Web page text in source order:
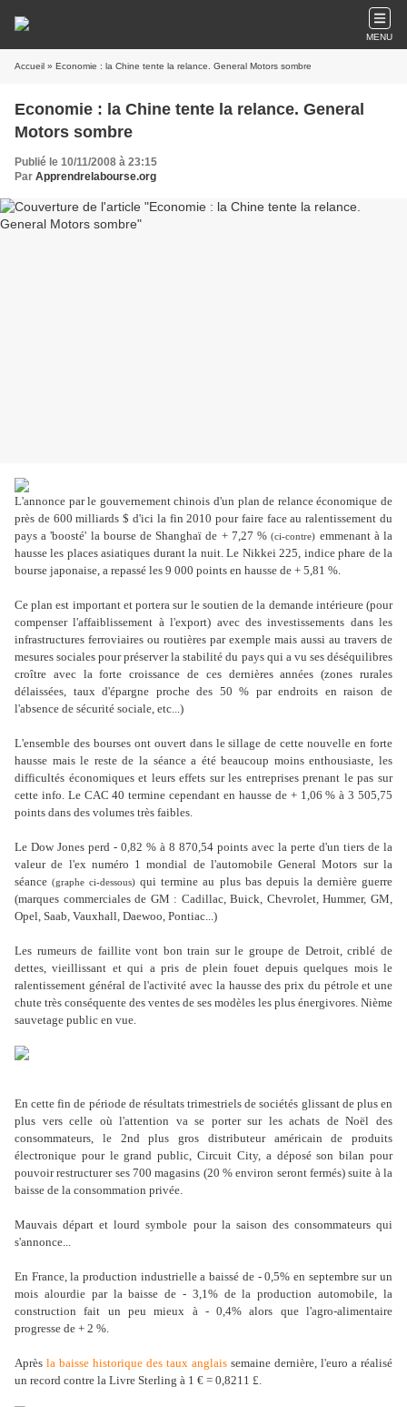
MENU
Accueil » Economie : la Chine tente la relance. General Motors sombre
Economie : la Chine tente la relance. General
Motors sombre
Publié le 10/11/2008 à 23:15
Par Apprendrelabourse.org
L'annonce par le gouvernement chinois d'un plan de relance économique de
près de 600 milliards $ d'ici la fin 2010 pour faire face au ralentissement du
pays a 'boosté' la bourse de Shanghaï de + 7,27 %(ci-contre) emmenant à la
hausse les places asiatiques durant la nuit. Le Nikkei 225, indice phare de la
bourse japonaise, a repassé les 9 000 points en hausse de + 5,81 %.
Ce plan est important et portera sur le soutien de la demande intérieure (pour
compenser l'affaiblissement à l'export) avec des investissements dans les
infrastructures ferroviaires ou routières par exemple mais aussi au travers de
mesures sociales pour préserver la stabilité du pays qui a vu ses déséquilibres
croître avec la forte croissance de ces dernières années (zones rurales
délaissées, taux d'épargne proche des 50 % par endroits en raison de
l'absence de sécurité sociale, etc...)
L'ensemble des bourses ont ouvert dans le sillage de cette nouvelle en forte
hausse mais le reste de la séance a été beaucoup moins enthousiaste, les
difficultés économiques et leurs effets sur les entreprises prenant le pas sur
cette info. Le CAC 40 termine cependant en hausse de + 1,06 % à 3 505,75
points dans des volumes très faibles.
Le Dow Jones perd - 0,82 % à 8 870,54 points avec la perte d'un tiers de la
valeur de l'ex numéro 1 mondial de l'automobile General Motors sur la
séance(graphe ci-dessous) qui termine au plus bas depuis la dernière guerre
(marques commerciales de GM : Cadillac, Buick, Chevrolet, Hummer, GM,
Opel, Saab, Vauxhall, Daewoo, Pontiac...)
Les rumeurs de faillite vont bon train sur le groupe de Detroit, criblé de
dettes, vieillissant et qui a pris de plein fouet depuis quelques mois le
ralentissement général de l'activité avec la hausse des prix du pétrole et une
chute très conséquente des ventes de ses modèles les plus énergivores. Nième
sauvetage public en vue.
En cette fin de période de résultats trimestriels de sociétés glissant de plus en
plus vers celle où l'attention va se porter sur les achats de Noël des
consommateurs, le 2nd plus gros distributeur américain de produits
électronique pour le grand public, Circuit City, a déposé son bilan pour
pouvoir restructurer ses 700 magasins (20 % environ seront fermés) suite à la
baisse de la consommation privée.
Mauvais départ et lourd symbole pour la saison des consommateurs qui
s'annonce...
En France, la production industrielle a baissé de - 0,5% en septembre sur un
mois alourdie par la baisse de - 3,1% de la production automobile, la
construction fait un peu mieux à - 0,4% alors que l'agro-alimentaire
progresse de + 2 %.
Après la baisse historique des taux anglais semaine dernière, l'euro a réalisé
un record contre la Livre Sterling à 1 € = 0,8211 £.